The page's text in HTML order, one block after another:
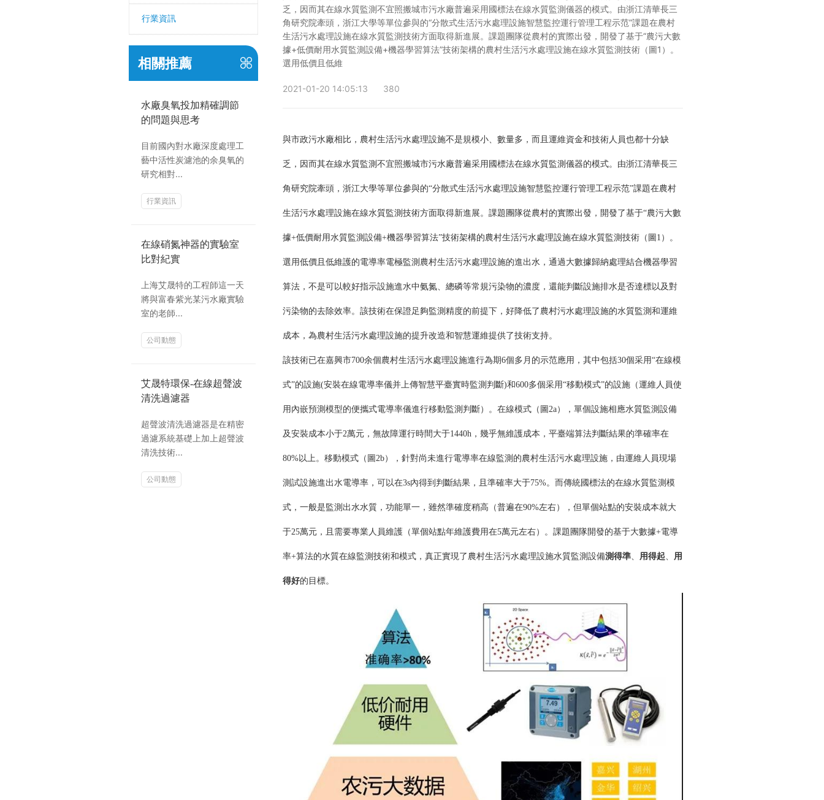
行業資訊
相關推薦
水廠臭氧投加精確調節
的問題與思考
目前國內對水廠深度處理工
藝中活性炭濾池的余臭氧的
研究相對...
行業資訊
在線硝氮神器的實驗室
比對紀實
上海艾晟特的工程師這一天
將與富春紫光某污水廠實驗
室的老師...
公司動態
艾晟特環保-在線超聲波
清洗過濾器
超聲波清洗過濾器是在精密
過濾系統基礎上加上超聲波
清洗技術...
公司動態
乏，因而其在線水質監測不宜照搬城市污水廠普遍采用國標法在線水質監測儀器的模式。由浙江清華長三
角研究院牽頭，浙江大學等單位參與的“分散式生活污水處理設施智慧監控運行管理工程示范”課題在農村
生活污水處理設施在線水質監測技術方面取得新進展。課題團隊從農村的實際出發，開發了基于“農污大數
據+低價耐用水質監測設備+機器學習算法”技術架構的農村生活污水處理設施在線水質監測技術（圖1）。
選用低價且低維
2021-01-20 14:05:13 380
與市政污水廠相比，農村生活污水處理設施不是規模小、數量多，而且運維資金和技術人員也都十分缺
乏，因而其在線水質監測不宜照搬城市污水廠普遍采用國標法在線水質監測儀器的模式。由浙江清華長三
角研究院牽頭，浙江大學等單位參與的“分散式生活污水處理設施智慧監控運行管理工程示范”課題在農村
生活污水處理設施在線水質監測技術方面取得新進展。課題團隊從農村的實際出發，開發了基于“農污大數
據+低價耐用水質監測設備+機器學習算法”技術架構的農村生活污水處理設施在線水質監測技術（圖1）。
選用低價且低維護的電導率電極監測農村生活污水處理設施的進出水，通過大數據歸納處理結合機器學習
算法，不是可以較好指示設施進水中氨氮、總磷等常規污染物的濃度，還能判斷設施排水是否達標以及對
污染物的去除效率。該技術在保證足夠監測精度的前提下，好降低了農村污水處理設施的水質監測和運維
成本，為農村生活污水處理設施的提升改造和智慧運維提供了技術支持。
該技術已在嘉興市700余個農村生活污水處理設施進行為期6個多月的示范應用，其中包括30個采用“在線模
式”的設施(安裝在線電導率儀并上傳智慧平臺實時監測判斷)和600多個采用“移動模式”的設施（運維人員使
用內嵌預測模型的便攜式電導率儀進行移動監測判斷）。在線模式（圖2a），單個設施相應水質監測設備
及安裝成本小于2萬元，無故障運行時間大于1440h，幾乎無維護成本，平臺端算法判斷結果的準確率在
80%以上。移動模式（圖2b），針對尚未進行電導率在線監測的農村生活污水處理設施，由運維人員現場
測試設施進出水電導率，可以在3s內得到判斷結果，且準確率大于75%。而傳統國標法的在線水質監測模
式，一般是監測出水水質，功能單一，雖然準確度稍高（普遍在90%左右），但單個站點的安裝成本就大
于25萬元，且需要專業人員維護（單個站點年維護費用在5萬元左右）。課題團隊開發的基于大數據+電導
率+算法的水質在線監測技術和模式，真正實現了農村生活污水處理設施水質監測設備測得準、 用得起、 用
得好的目標。